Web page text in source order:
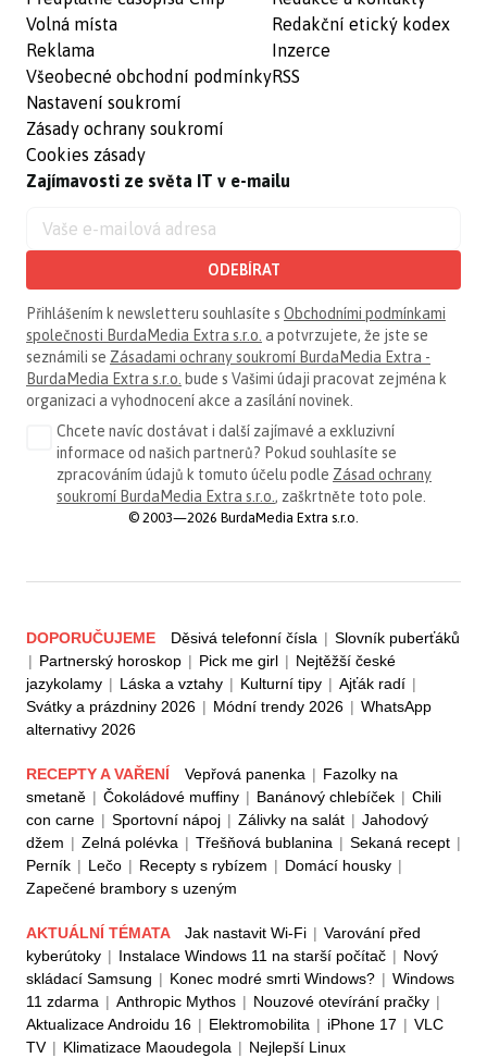
Volná místa
Reklama
Všeobecné obchodní podmínky
Nastavení soukromí
Zásady ochrany soukromí
Cookies zásady
Redakční etický kodex
Inzerce
RSS
Zajímavosti ze světa IT v e-mailu
ODEBÍRAT
Přihlášením k newsletteru souhlasíte s Obchodními podmínkami
společnosti BurdaMedia Extra s.r.o. a potvrzujete, že jste se
seznámili se Zásadami ochrany soukromí BurdaMedia Extra -
BurdaMedia Extra s.r.o. bude s Vašimi údaji pracovat zejména k
organizaci a vyhodnocení akce a zasílání novinek.
Chcete navíc dostávat i další zajímavé a exkluzivní
informace od našich partnerů? Pokud souhlasíte se
zpracováním údajů k tomuto účelu podle Zásad ochrany
soukromí BurdaMedia Extra s.r.o., zaškrtněte toto pole.
© 2003—2026 BurdaMedia Extra s.r.o.
DOPORUČUJEME Děsivá telefonní čísla | Slovník puberťáků
| Partnerský horoskop | Pick me girl | Nejtěžší české
jazykolamy | Láska a vztahy | Kulturní tipy | Ajťák radí |
Svátky a prázdniny 2026 | Módní trendy 2026 | WhatsApp
alternativy 2026
RECEPTY A VAŘENÍ Vepřová panenka | Fazolky na
smetaně | Čokoládové muffiny | Banánový chlebíček | Chili
con carne | Sportovní nápoj | Zálivky na salát | Jahodový
džem | Zelná polévka | Třešňová bublanina | Sekaná recept |
Perník | Lečo | Recepty s rybízem | Domácí housky |
Zapečené brambory s uzeným
AKTUÁLNÍ TÉMATA Jak nastavit Wi-Fi | Varování před
kyberútoky | Instalace Windows 11 na starší počítač | Nový
skládací Samsung | Konec modré smrti Windows? | Windows
11 zdarma | Anthropic Mythos | Nouzové otevírání pračky |
Aktualizace Androidu 16 | Elektromobilita | iPhone 17 | VLC
TV | Klimatizace Maoudegola | Nejlepší Linux